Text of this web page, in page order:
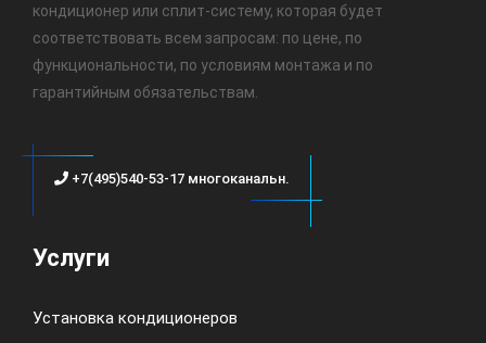
кондиционер или сплит-систему, которая будет
соответствовать всем запросам: по цене, по
функциональности, по условиям монтажа и по
гарантийным обязательствам.
+7(495)540-53-17 многоканальн.
Услуги
Установка кондиционеров